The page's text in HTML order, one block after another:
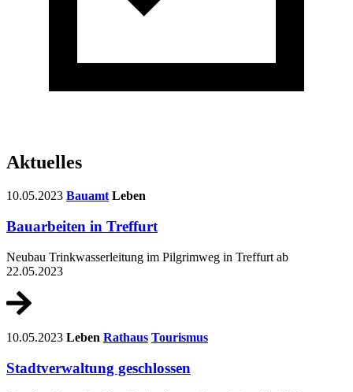
Aktuelles
10.05.2023 Bauamt Leben
Bauarbeiten in Treffurt
Neubau Trinkwasserleitung im Pilgrimweg in Treffurt ab
22.05.2023
10.05.2023 Leben Rathaus Tourismus
Stadtverwaltung geschlossen